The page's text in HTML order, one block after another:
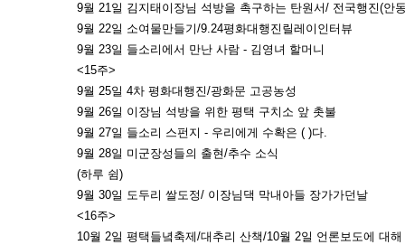
9월 21일 김지태이장님 석방을 촉구하는 탄원서/ 전국행진(안
9월 22일 소여물만들기/9.24평화대행진릴레이인터뷰
9월 23일 들소리에서 만난 사람 - 김영녀 할머니
<15주>
9월 25일 4차 평화대행진/광화문 고공농성
9월 26일 이장님 석방을 위한 평택 구치소 앞 촛불
9월 27일 들소리 스펀지 - 우리에게 수확은 ( )다.
9월 28일 미군장성들의 출현/추수 소식
(하루 쉼)
9월 30일 도두리 쌀도정/ 이장님댁 막내아들 장가가던날
<16주>
10월 2일 평택들녘축제/대추리 산책/10월 2일 언론보도에 대해